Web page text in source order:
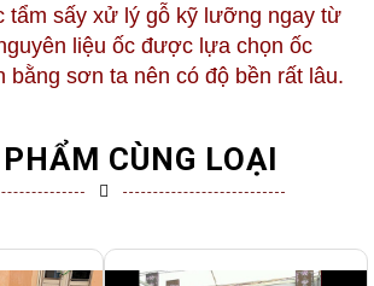
tẩm sấy xử lý gỗ kỹ lưỡng ngay từ
liệu ốc được lựa chọn ốc
bằng sơn ta nên có độ bền rất lâu.
CÙNG LOẠI